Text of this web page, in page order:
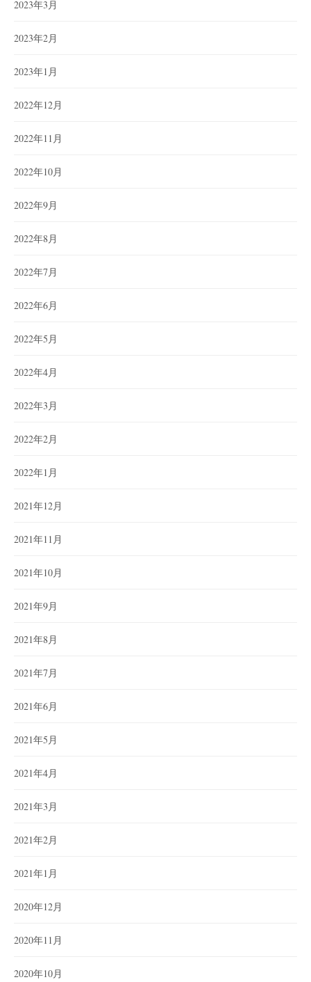
2023年3月
2023年2月
2023年1月
2022年12月
2022年11月
2022年10月
2022年9月
2022年8月
2022年7月
2022年6月
2022年5月
2022年4月
2022年3月
2022年2月
2022年1月
2021年12月
2021年11月
2021年10月
2021年9月
2021年8月
2021年7月
2021年6月
2021年5月
2021年4月
2021年3月
2021年2月
2021年1月
2020年12月
2020年11月
2020年10月